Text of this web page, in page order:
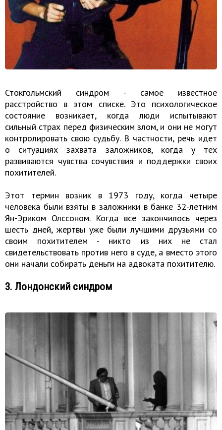
Стокгольмский синдром - самое известное
расстройство в этом списке. Это психологическое
состояние возникает, когда люди испытывают
сильный страх перед физическим злом, и они не могут
контролировать свою судьбу. В частности, речь идет
о ситуациях захвата заложников, когда у тех
развиваются чувства сочувствия и поддержки своих
похитителей.
Этот термин возник в 1973 году, когда четыре
человека были взяты в заложники в банке 32-летним
Ян-Эриком Олссоном. Когда все закончилось через
шесть дней, жертвы уже были лучшими друзьями со
своим похитителем - никто из них не стал
свидетельствовать против него в суде, а вместо этого
они начали собирать деньги на адвоката похитителю.
3. Лондонский синдром